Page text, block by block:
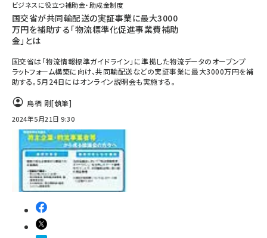
ビジネスに役立つ補助金・助成金制度
国交省が共同輸配送の実証事業に最大3000
万円を補助する「物流標準化促進事業費補助
金」とは
国交省は「物流情報標準ガイドライン」に準拠した物流データのオープンプ
ラットフォーム構築に向け、共同輸配送などの実証事業に最大3000万円を補
助する。5月24日にはオンライン説明会も実施する。
鳥栖 剛[執筆]
2024年5月21日 9:30